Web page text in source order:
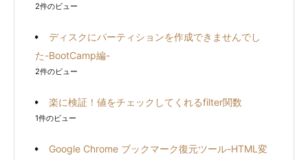
2件のビュー
ディスクにパーティションを作成できませんでし
た-BootCamp編-
2件のビュー
楽に検証！値をチェックしてくれるfilter関数
1件のビュー
Google Chrome ブックマーク復元ツール-HTML変